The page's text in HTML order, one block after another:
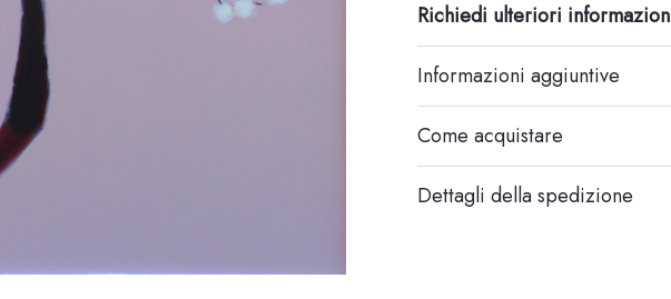
Richiedi ulteriori
Informazioni aggiuntive
Come acquistare
Dettagli della spedizione